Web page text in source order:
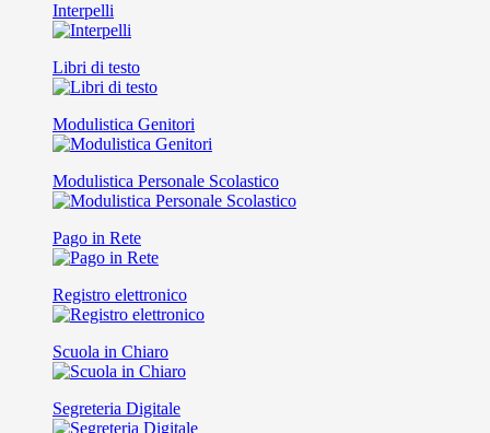
Interpelli
Libri di testo
Modulistica Genitori
Modulistica Personale Scolastico
Pago in Rete
Registro elettronico
Scuola in Chiaro
Segreteria Digitale